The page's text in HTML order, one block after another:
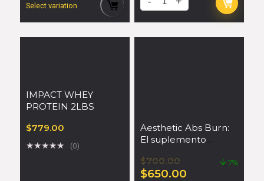
Select variation
IMPACT WHEY
PROTEIN 2LBS
$779.00
★★★★★ (0)
Aesthetic Abs Burn:
El suplemento
quemar grasa y
tonificar tu figura
$700.00
$650.00
7%